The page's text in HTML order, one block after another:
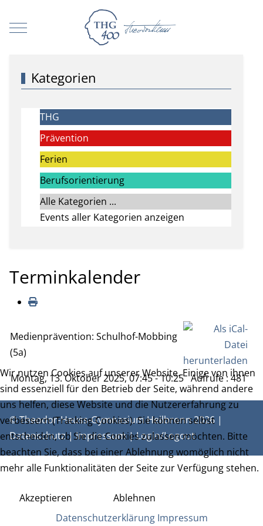
Mobile Menu Toggle
Kategorien
THG
Prävention
Ferien
Berufsorientierung
Alle Kategorien ...
Events aller Kategorien anzeigen
Terminkalender
Medienprävention: Schulhof-Mobbing
(5a)
Montag, 13. Oktober 2025, 07:45 - 10:25 Aufrufe: 481
© Theodor-Heuss-Gymnasium Heilbronn 2026 |
Datenschutz|Impressum|Login/Logout
Wir nutzen Cookies auf unserer Website. Einige von ihnen
sind essenziell für den Betrieb der Seite, während andere
uns helfen, diese Website und die Nutzererfahrung zu
verbessern (Tracking Cookies). Sie können selbst
entscheiden, ob Sie die Cookies zulassen möchten. Bitte
beachten Sie, dass bei einer Ablehnung womöglich nicht
mehr alle Funktionalitäten der Seite zur Verfügung stehen.
Akzeptieren
Ablehnen
Datenschutzerklärung Impressum